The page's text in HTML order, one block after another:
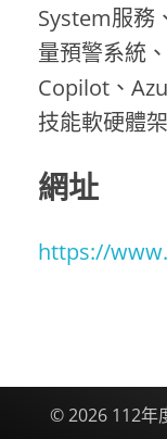
System服務
量預警系統
Copilot、
技能軟硬體
網址
https://
© 2026 112年